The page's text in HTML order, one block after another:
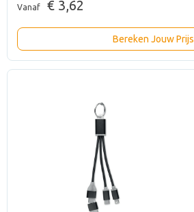
Vanaf € 3,62
Bereken Jouw Prijs